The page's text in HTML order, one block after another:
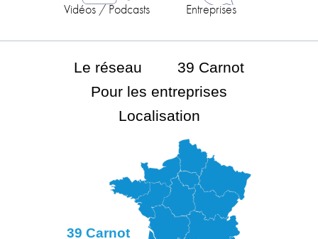
Vidéos / Podcasts Entreprises
Le réseau
39 Carnot
Pour les entreprises
Localisation
39 Carnot